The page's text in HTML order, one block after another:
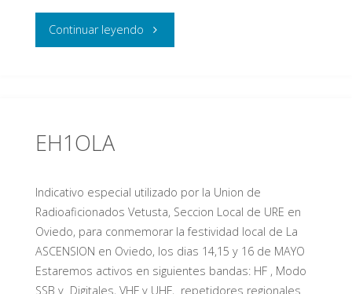
Continuar leyendo "DIPLOMA
EH1OLA
Indicativo especial utilizado por la Union de
Radioaficionados Vetusta, Seccion Local de URE en
Oviedo, para conmemorar la festividad local de La
ASCENSION en Oviedo, los dias 14,15 y 16 de MAYO
Estaremos activos en siguientes bandas: HF , Modo
SSB y Digitales, VHF y UHF, repetidores regionales